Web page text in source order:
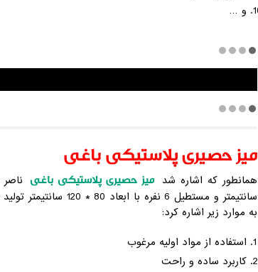
و …
میز حصیری پلاستیکی باغی
همانطور که اشاره شد میز حصیری پلاستیکی باغی
سانتیمتر و مستطیل 6
به موارد زیر اشاره کرد:
استفاده از مواد اولیه مرغوب
کاربرد ساده و راحت